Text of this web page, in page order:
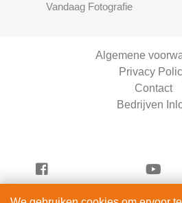
Vandaag Fotografie
Algemene
Privacy
Contact
Bedrijven